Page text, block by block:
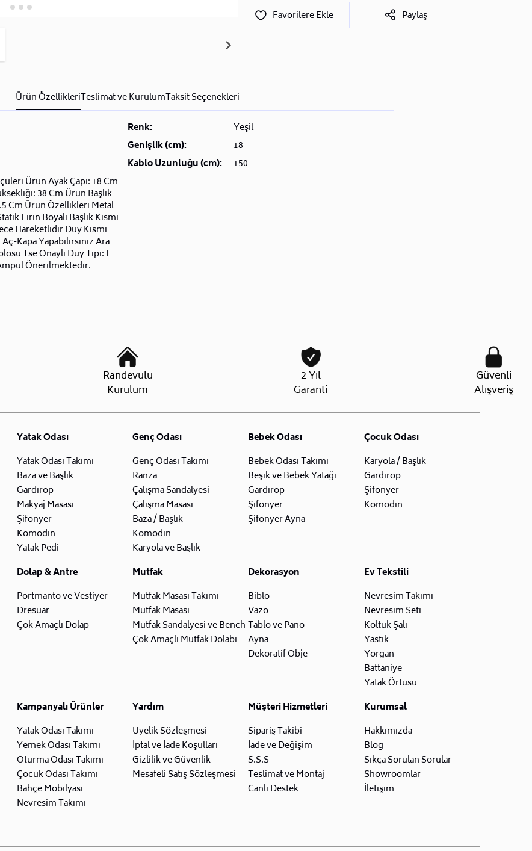
Favorilere Ekle Paylaş
Ürün ÖzellikleriTeslimat ve KurulumTaksit Seçenekleri
Renk:
Yeşil
Genişlik (cm):
18
Kablo Uzunluğu (cm):
150
Ürün Ayak Çapı: 18 Cm
38 Cm Ürün Başlık
Cm Ürün Özellikleri Metal
Fırın Boyalı Başlık Kısmı
Hareketlidir Duy Kısmı
Kapa Yapabilirsiniz Ara
Tse Onaylı Duy Tipi: E
Önerilmektedir.
Randevulu
Kurulum
2 Yıl
Garanti
Güvenli
Alışveriş
Yatak Odası
Yatak Odası Takımı
Baza ve Başlık
Gardırop
Makyaj Masası
Şifonyer
Komodin
Yatak Pedi
Genç Odası
Genç Odası Takımı
Ranza
Çalışma Sandalyesi
Çalışma Masası
Baza / Başlık
Komodin
Karyola ve Başlık
Bebek Odası
Bebek Odası Takımı
Beşik ve Bebek Yatağı
Gardırop
Şifonyer
Şifonyer Ayna
Çocuk Odası
Karyola / Başlık
Gardırop
Şifonyer
Komodin
Dolap & Antre
Portmanto ve Vestiyer
Dresuar
Çok Amaçlı Dolap
Mutfak
Mutfak Masası Takımı
Mutfak Masası
Mutfak Sandalyesi ve Bench
Çok Amaçlı Mutfak Dolabı
Dekorasyon
Biblo
Vazo
Tablo ve Pano
Ayna
Dekoratif Obje
Ev Tekstili
Nevresim Takımı
Nevresim Seti
Koltuk Şalı
Yastık
Yorgan
Battaniye
Yatak Örtüsü
Kampanyalı Ürünler
Yatak Odası Takımı
Yemek Odası Takımı
Oturma Odası Takımı
Çocuk Odası Takımı
Bahçe Mobilyası
Nevresim Takımı
Yardım
Üyelik Sözleşmesi
İptal ve İade Koşulları
Gizlilik ve Güvenlik
Mesafeli Satış Sözleşmesi
Müşteri Hizmetleri
Sipariş Takibi
İade ve Değişim
S.S.S
Teslimat ve Montaj
Canlı Destek
Kurumsal
Hakkımızda
Blog
Sıkça Sorulan Sorular
Showroomlar
İletişim